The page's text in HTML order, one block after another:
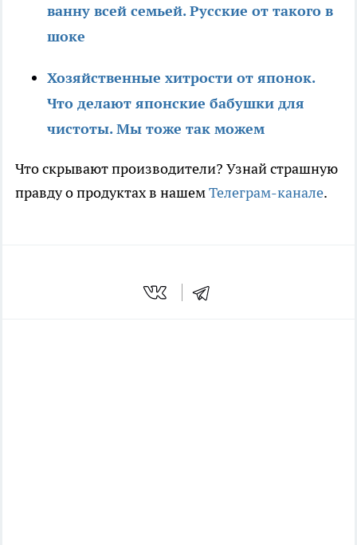
ванну всей семьей. Русские от такого в
шоке
Хозяйственные хитрости от японок.
Что делают японские бабушки для
чистоты. Мы тоже так можем
Что скрывают производители? Узнай страшную
правду о продуктах в нашемТелеграм-канале.